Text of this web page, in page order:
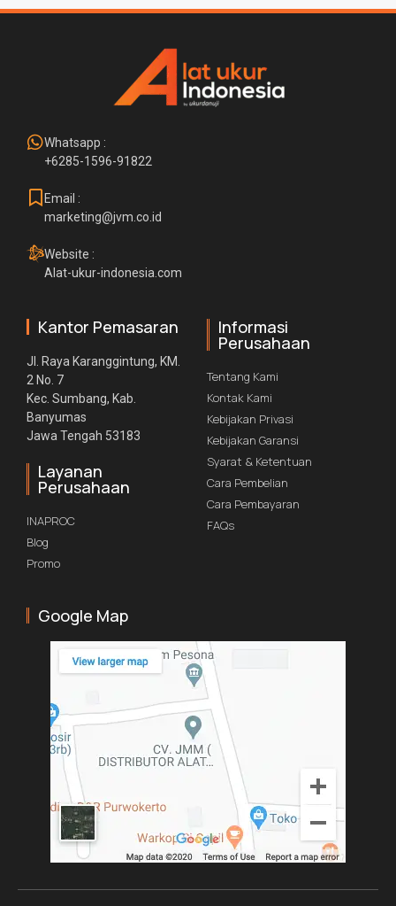
Whatsapp :
+6285-1596-91822
Email :
marketing@jvm.co.id
Website :
Alat-ukur-indonesia.com
Kantor Pemasaran
Jl. Raya Karanggintung, KM.
2 No. 7
Kec. Sumbang, Kab.
Banyumas
Jawa Tengah 53183
Layanan
Perusahaan
INAPROC
Blog
Promo
Informasi
Perusahaan
Tentang Kami
Kontak Kami
Kebijakan Privasi
Kebijakan Garansi
Syarat & Ketentuan
Cara Pembelian
Cara Pembayaran
FAQs
Google Map